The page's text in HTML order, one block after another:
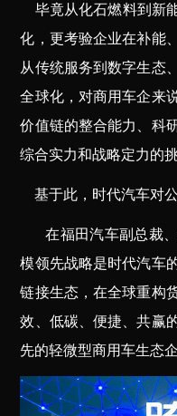
毕竟从化石燃料到新
化，更考验企业在补能
从传统服务到数字生态
全球化，对商用车企来
价值链的整合能力、科
综合实力和战略定力的挑
基于此，时代汽车对
在福田汽车副总裁
模领先战略是时代汽车
链接生态，在全球重构
效、低碳、便捷、共赢
先的轻微型商用车生态企